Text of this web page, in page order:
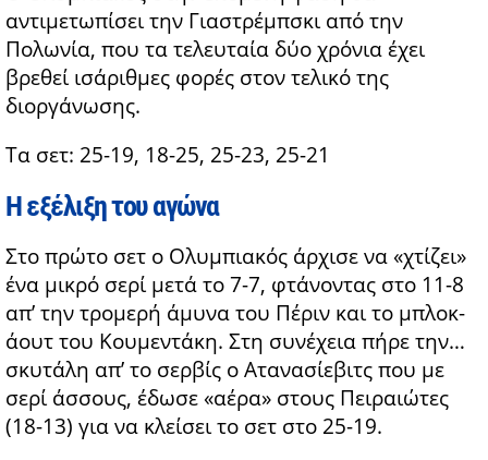
αντιμετωπίσει την Γιαστρέμπσκι από την
Πολωνία, που τα τελευταία δύο χρόνια έχει
βρεθεί ισάριθμες φορές στον τελικό της
διοργάνωσης.
Τα σετ: 25-19, 18-25, 25-23, 25-21
Η εξέλιξη του αγώνα
Στο πρώτο σετ ο Ολυμπιακός άρχισε να «χτίζει»
ένα μικρό σερί μετά το 7-7, φτάνοντας στο 11-8
απ’ την τρομερή άμυνα του Πέριν και το μπλοκ-
άουτ του Κουμεντάκη. Στη συνέχεια πήρε την…
σκυτάλη απ’ το σερβίς ο Ατανασίεβιτς που με
σερί άσσους, έδωσε «αέρα» στους Πειραιώτες
(18-13) για να κλείσει το σετ στο 25-19.